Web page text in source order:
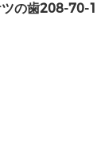
ツの歯208-70-